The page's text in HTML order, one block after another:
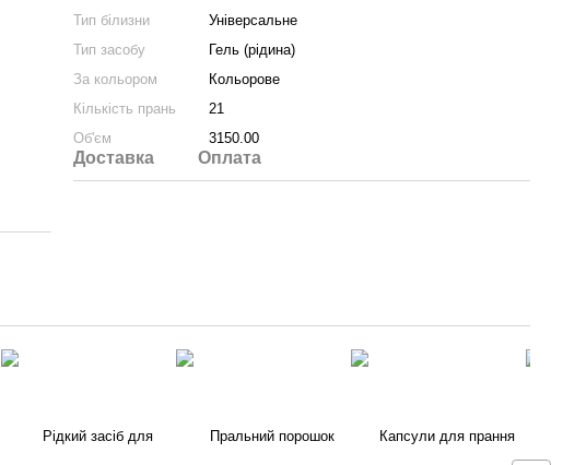
Тип білизни
Універсальне
Тип засобу
Гель (рідина)
За кольором
Кольорове
Кількість прань
21
Об'єм
3150.00
Доставка Оплата